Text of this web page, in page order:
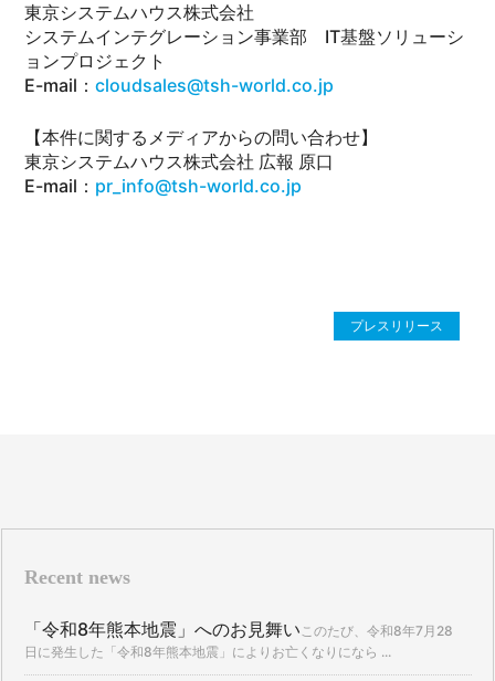
東京システムハウス株式会社
システムインテグレーション事業部 IT基盤ソリューシ
ョンプロジェクト
E-mail：cloudsales@tsh-world.co.jp
【本件に関するメディアからの問い合わせ】
東京システムハウス株式会社 広報 原口
E-mail： pr_info@tsh-world.co.jp
プレスリリース
Recent news
「令和8年熊本地震」へのお見舞いこのたび、令和8年7月28
日に発生した「令和8年熊本地震」によりお亡くなりになら ...